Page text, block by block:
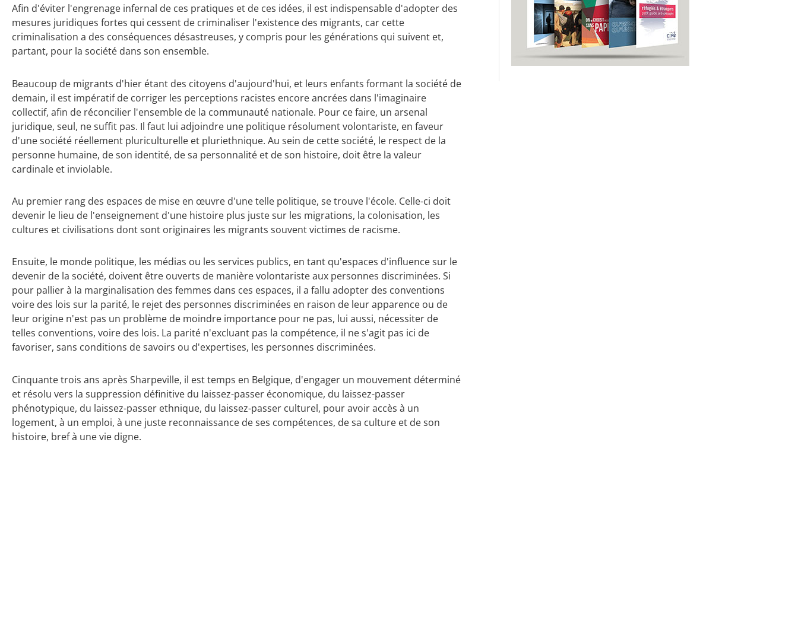
Afin d'éviter l'engrenage infernal de ces pratiques et de ces idées, il est indispensable d'adopter des
mesures juridiques fortes qui cessent de criminaliser l'existence des migrants, car cette
criminalisation a des conséquences désastreuses, y compris pour les générations qui suivent et,
partant, pour la société dans son ensemble.
Beaucoup de migrants d'hier étant des citoyens d'aujourd'hui, et leurs enfants formant la société de
demain, il est impératif de corriger les perceptions racistes encore ancrées dans l'imaginaire
collectif, afin de réconcilier l'ensemble de la communauté nationale. Pour ce faire, un arsenal
juridique, seul, ne suffit pas. Il faut lui adjoindre une politique résolument volontariste, en faveur
d'une société réellement pluriculturelle et pluriethnique. Au sein de cette société, le respect de la
personne humaine, de son identité, de sa personnalité et de son histoire, doit être la valeur
cardinale et inviolable.
Au premier rang des espaces de mise en œuvre d'une telle politique, se trouve l'école. Celle-ci doit
devenir le lieu de l'enseignement d'une histoire plus juste sur les migrations, la colonisation, les
cultures et civilisations dont sont originaires les migrants souvent victimes de racisme.
Ensuite, le monde politique, les médias ou les services publics, en tant qu'espaces d'influence sur le
devenir de la société, doivent être ouverts de manière volontariste aux personnes discriminées. Si
pour pallier à la marginalisation des femmes dans ces espaces, il a fallu adopter des conventions
voire des lois sur la parité, le rejet des personnes discriminées en raison de leur apparence ou de
leur origine n'est pas un problème de moindre importance pour ne pas, lui aussi, nécessiter de
telles conventions, voire des lois. La parité n'excluant pas la compétence, il ne s'agit pas ici de
favoriser, sans conditions de savoirs ou d'expertises, les personnes discriminées.
Cinquante trois ans après Sharpeville, il est temps en Belgique, d'engager un mouvement déterminé
et résolu vers la suppression définitive du laissez-passer économique, du laissez-passer
phénotypique, du laissez-passer ethnique, du laissez-passer culturel, pour avoir accès à un
logement, à un emploi, à une juste reconnaissance de ses compétences, de sa culture et de son
histoire, bref à une vie digne.